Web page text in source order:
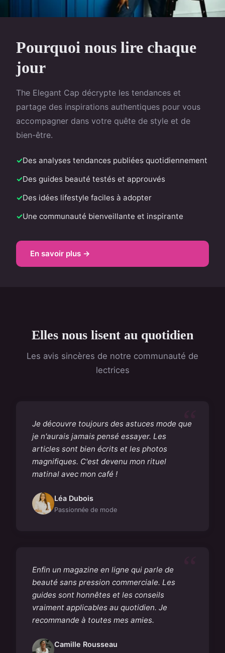
Pourquoi nous lire chaque
jour
The Elegant Cap décrypte les tendances et
partage des inspirations authentiques pour vous
accompagner dans votre quête de style et de
bien-être.
Des analyses tendances publiées quotidiennement
Des guides beauté testés et approuvés
Des idées lifestyle faciles à adopter
Une communauté bienveillante et inspirante
En savoir plus →
Elles nous lisent au quotidien
Les avis sincères de notre communauté de
lectrices
Je découvre toujours des astuces mode que
je n'aurais jamais pensé essayer. Les
articles sont bien écrits et les photos
magnifiques. C'est devenu mon rituel
matinal avec mon café !
Léa Dubois
Passionnée de mode
Enfin un magazine en ligne qui parle de
beauté sans pression commerciale. Les
guides sont honnêtes et les conseils
vraiment applicables au quotidien. Je
recommande à toutes mes amies.
Camille Rousseau